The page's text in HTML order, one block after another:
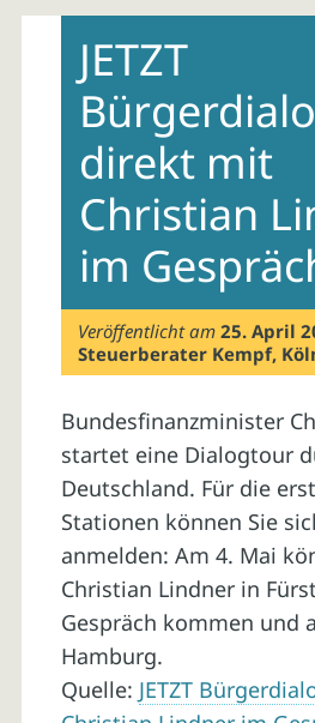
contentJETZT
direkt mit
Christian
im
Veröffentlicht am25. April
Steuerberater Kempf,
Bundesfinanzminister
startet eine Dialogtour
Deutschland. Für die
Stationen können Sie
anmelden: Am 4. Mai
Christian Lindner in
Gespräch kommen und
Hamburg.
Quelle: JETZT